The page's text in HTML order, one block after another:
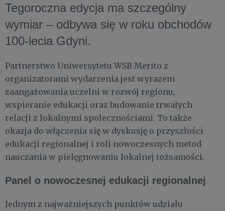
Tegoroczna edycja ma szczególny
wymiar – odbywa się w roku obchodów
100-lecia Gdyni.
Partnerstwo Uniwersytetu WSB Merito z
organizatorami wydarzenia jest wyrazem
zaangażowania uczelni w rozwój regionu,
wspieranie edukacji oraz budowanie trwałych
relacji z lokalnymi społecznościami. To także
okazja do włączenia się w dyskusję o przyszłości
edukacji regionalnej i roli nowoczesnych metod
nauczania w pielęgnowaniu lokalnej tożsamości.
Panel o nowoczesnej edukacji regionalnej
Jednym z najważniejszych punktów udziału